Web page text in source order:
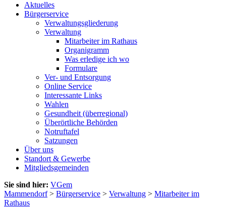
Aktuelles
Bürgerservice
Verwaltungsgliederung
Verwaltung
Mitarbeiter im Rathaus
Organigramm
Was erledige ich wo
Formulare
Ver- und Entsorgung
Online Service
Interessante Links
Wahlen
Gesundheit (überregional)
Überörtliche Behörden
Notruftafel
Satzungen
Über uns
Standort & Gewerbe
Mitgliedsgemeinden
Sie sind hier: VGem
Mammendorf> Bürgerservice > Verwaltung > Mitarbeiter im
Rathaus